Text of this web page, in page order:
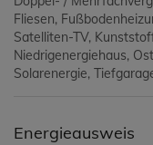
Fliesen
Satelliten-TV
Niedrigenergiehaus
Solarenergie
Energieausweis